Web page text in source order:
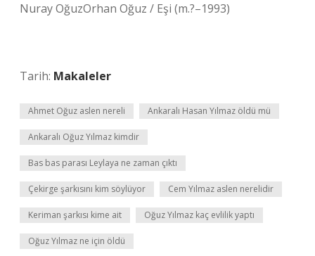
Nuray OğuzOrhan Oğuz / Eşi (m.?–1993)
Tarih: Makaleler
Ahmet Oğuz aslen nereli Ankaralı Hasan Yılmaz öldü mü
Ankaralı Oğuz Yılmaz kimdir
Bas bas parası Leylaya ne zaman çıktı
Çekirge şarkısını kim söylüyor Cem Yılmaz aslen nerelidir
Keriman şarkısı kime ait Oğuz Yılmaz kaç evlilik yaptı
Oğuz Yılmaz ne için öldü